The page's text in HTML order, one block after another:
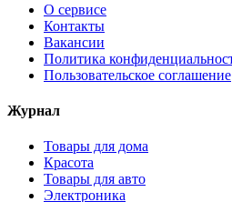
О сервисе
Контакты
Вакансии
Политика
Пользовательское соглашение
Журнал
Товары для дома
Красота
Товары для авто
Электроника